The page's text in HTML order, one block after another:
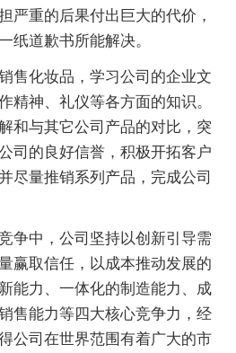
严重的后果付出巨大的代价，
纸道歉书所能解决。
化妆品，学习公司的企业文
精神、礼仪等各方面的知识。
和与其它公司产品的对比，突
司的良好信誉，积极开拓客户
尽量推销系列产品，完成公司
中，公司坚持以创新引导需
赢取信任，以成本推动发展的
能力、一体化的制造能力、成
售能力等四大核心竞争力，经
公司在世界范围有着广大的市